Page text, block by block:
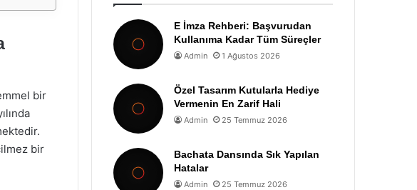
bir
bir
E İmza Rehberi: Başvurudan
Kullanıma Kadar Tüm Süreçler
Admin 1 Ağustos 2026
Özel Tasarım Kutularla Hediye
Vermenin En Zarif Hali
Admin 25 Temmuz 2026
Bachata Dansında Sık Yapılan
Hatalar
Admin 25 Temmuz 2026